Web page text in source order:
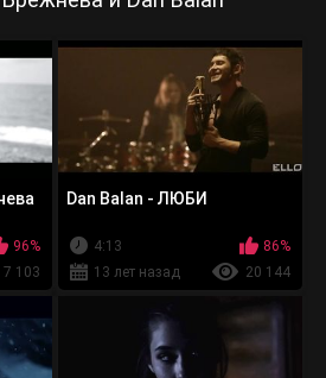
96%
7 103
Dan Balan - ЛЮБИ
4:13
86%
13 лет назад
20 144